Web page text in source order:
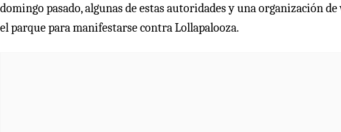
domingo pasado, algunas de estas autoridades y una organización
el parque para manifestarse contra Lollapalooza.